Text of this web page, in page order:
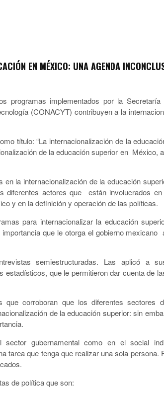
EN MÉXICO: UNA AGENDA
programas implementados por la Secretaría
(CONACYT) contribuyen a la
título: “La internacionalización de la
de la educación superior en México,
la internacionalización de la educación
diferentes actores que están involucrados
y en la definición y operación de las políticas.
para internacionalizar la educación
que le otorga el gobierno mexicano
semiestructuradas. Las aplicó a
que le permitieron dar cuenta de
corroboran que los diferentes sectores
de la educación superior: sin
gubernamental como en el social
tarea que tenga que realizar una sola persona.
de política que son: